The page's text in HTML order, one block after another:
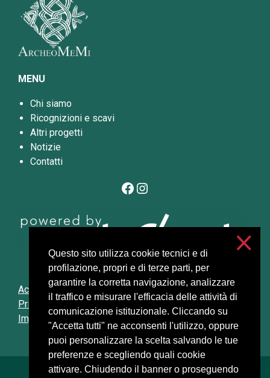
Questo sito utilizza cookie tecnici e di
profilazione, propri e di terze parti, per
garantire la corretta navigazione, analizzare
il traffico e misurare l'efficacia delle attività di
comunicazione istituzionale. Cliccando su
"Accetta tutti" ne acconsenti l'utilizzo, oppure
puoi personalizzare la scelta salvando le tue
preferenze e scegliendo quali cookie
attivare. Chiudendo il banner o proseguendo
MENU
Chi siamo
Ricognizioni e scavi
Altri progetti
Notizie
Contatti
Facebook
Instagram
Accessibilità
Privacy e cookies
Impostazioni cookie